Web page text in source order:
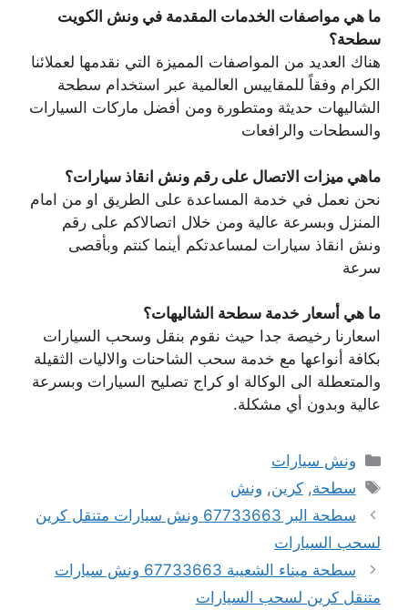
ما هي مواصفات الخدمات المقدمة في ونش الكويت
سطحة؟
هناك العديد من المواصفات المميزة التي نقدمها لعملائنا
الكرام وفقاً للمقاييس العالمية عبر استخدام سطحة
الشاليهات حديثة ومتطورة ومن أفضل ماركات السيارات
والسطحات والرافعات
ماهي ميزات الاتصال على رقم ونش انقاذ سيارات؟
نحن نعمل في خدمة المساعدة على الطريق او من امام
المنزل وبسرعة عالية ومن خلال اتصالاكم على رقم
ونش انقاذ سيارات لمساعدتكم أينما كنتم وبأقصى
سرعة
ما هي أسعار خدمة سطحة الشاليهات؟
اسعارنا رخيصة جدا حيث نقوم بنقل وسحب السيارات
بكافة أنواعها مع خدمة سحب الشاحنات والاليات الثقيلة
والمتعطلة الى الوكالة او كراج تصليح السيارات وبسرعة
عالية وبدون أي مشكلة.
التصنيفات
ونش سيارات
الوسوم
سطحة,كرين, ونش
سطحة البر 67733663 ونش سيارات متنقل كرين
لسحب السيارات
سطحة ميناء الشعيبة 67733663 ونش سيارات
متنقل كرين لسحب السيارات